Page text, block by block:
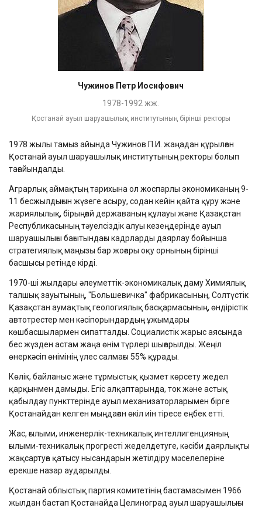
Чужинов Петр Иосифович
1978-1992 жж.
Қостанай ауыл шаруашылық институтының бірінші ректоры
1978 жылы тамыз айында Чужинов П.И. жаңадан құрылған
Қостанай ауыл шаруашылық институтының ректоры болып
тағайындалды.
Аграрлық аймақтың тарихына ол жоспарлы экономиканың 9-
11 бесжылдығын жүзеге асыру, содан кейін қайта құру және
жариялылық, бірыңғай державаның құлауы және Қазақстан
Республикасының тәуелсіздік алуы кезеңдерінде ауыл
шаруашылығы бағытындағы кадрларды даярлау бойынша
стратегиялық маңызы бар жоғары оқу орнының бірінші
басшысы ретінде кірді.
1970-ші жылдары әлеуметтік-экономикалық даму Химиялық
талшық зауытының, "Большевичка" фабрикасының, Солтүстік
Қазақстан аумақтық геологиялық басқармасының, өндірістік
автотрестер мен кәсіпорындардың ұжымдары
көшбасшылармен сипатталды. Социалистік жарыс аясында
бес жүзден астам жаңа өнім түрлері шығарылды. Жеңіл
өнеркәсіп өнімінің үлес салмағы 55% құрады.
Көлік, байланыс және тұрмыстық қызмет көрсету жедел
қарқынмен дамыды. Егіс алқаптарында, ток және астық
қабылдау пункттерінде ауыл механизаторларымен бірге
Қостанайдан келген мыңдаған өкіл иін тіресе еңбек етті.
Жас, ғылыми, инженерлік-техникалық интеллигенцияның
ғылыми-техникалық прогресті жеделдетуге, кәсіби даярлықты
жақсартуға қатысу нысандарын жетілдіру мәселелеріне
ерекше назар аударылды.
Қостанай облыстық партия комитетінің бастамасымен 1966
жылдан бастап Қостанайда Целиноград ауыл шаруашылығы